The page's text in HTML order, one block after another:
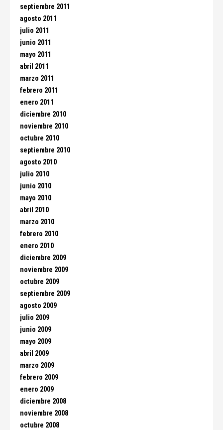
septiembre 2011
agosto 2011
julio 2011
junio 2011
mayo 2011
abril 2011
marzo 2011
febrero 2011
enero 2011
diciembre 2010
noviembre 2010
octubre 2010
septiembre 2010
agosto 2010
julio 2010
junio 2010
mayo 2010
abril 2010
marzo 2010
febrero 2010
enero 2010
diciembre 2009
noviembre 2009
octubre 2009
septiembre 2009
agosto 2009
julio 2009
junio 2009
mayo 2009
abril 2009
marzo 2009
febrero 2009
enero 2009
diciembre 2008
noviembre 2008
octubre 2008